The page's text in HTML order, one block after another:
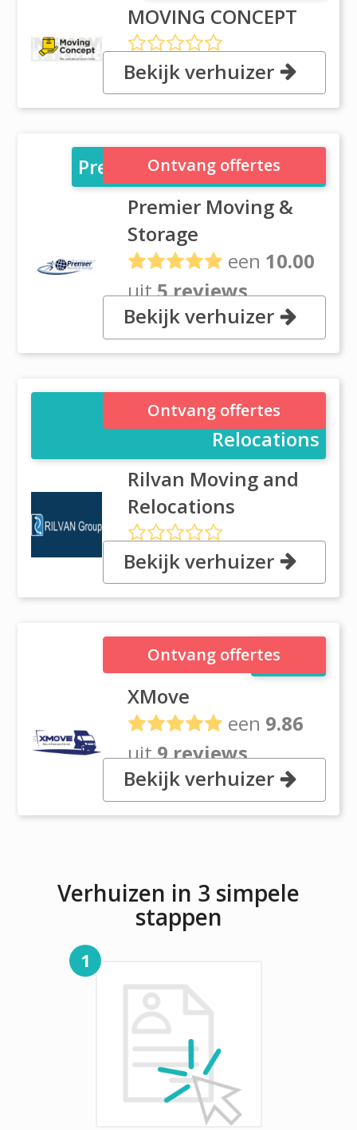
MOVING CONCEPT
1 Mladinonici Dragos Street,
41781 Bucharest
Bekijk verhuizer
Premier Moving & Storage
Premier Moving &
Storage
een 10.00
uit5 reviews
Bulevardul Ferdinand I, Nr. 168,
sector 2 Bucharest
Ontvang offertes
Bekijk verhuizer
Rilvan Moving and
Relocations
Rilvan Moving and
Relocations
29 Topraisar Street, 014569
Bucharest
Ontvang offertes
Bekijk verhuizer
XMove
XMove
een 9.86
uit9 reviews
Soseaua Banatului 76, Chitila
077045 Bucharest
Ontvang offertes
Bekijk verhuizer
Verhuizen in 3 simpele
stappen
1